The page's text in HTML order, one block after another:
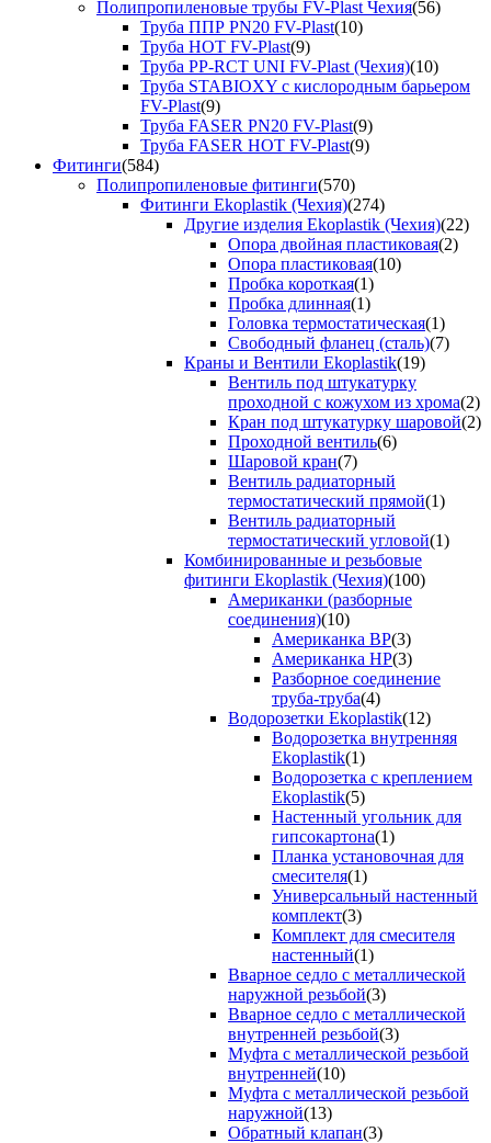
Полипропиленовые трубы FV-Plast Чехия(56)
Труба ППР PN20 FV-Plast(10)
Труба HOT FV-Plast(9)
Труба PP-RCT UNI FV-Plast (Чехия)(10)
Труба STABIOXY с кислородным барьером
FV-Plast(9)
Труба FASER PN20 FV-Plast(9)
Труба FASER HOT FV-Plast(9)
Фитинги(584)
Полипропиленовые фитинги(570)
Фитинги Ekoplastik (Чехия)(274)
Другие изделия Ekoplastik (Чехия)(22)
Опора двойная пластиковая(2)
Опора пластиковая(10)
Пробка короткая(1)
Пробка длинная(1)
Головка термостатическая(1)
Свободный фланец (сталь)(7)
Краны и Вентили Ekoplastik(19)
Вентиль под штукатурку
проходной с кожухом из хрома(2)
Кран под штукатурку шаровой(2)
Проходной вентиль(6)
Шаровой кран(7)
Вентиль радиаторный
термостатический прямой(1)
Вентиль радиаторный
термостатический угловой(1)
Комбинированные и резьбовые
фитинги Ekoplastik (Чехия)(100)
Американки (разборные
соединения)(10)
Американка ВР(3)
Американка НР(3)
Разборное соединение
труба-труба(4)
Водорозетки Ekoplastik(12)
Водорозетка внутренняя
Ekoplastik(1)
Водорозетка с креплением
Ekoplastik(5)
Настенный угольник для
гипсокартона(1)
Планка установочная для
смесителя(1)
Универсальный настенный
комплект(3)
Комплект для смесителя
настенный(1)
Вварное седло с металлической
наружной резьбой(3)
Вварное седло с металлической
внутренней резьбой(3)
Муфта с металлической резьбой
внутренней(10)
Муфта с металлической резьбой
наружной(13)
Обратный клапан(3)